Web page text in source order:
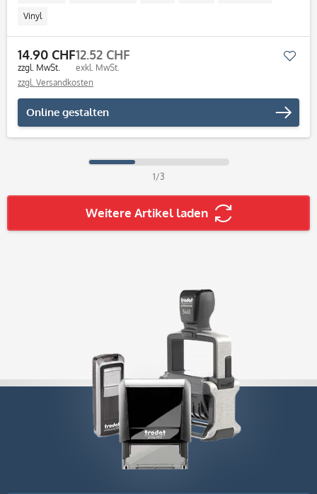
Vinyl
14.90 CHF
zzgl. MwSt.
12.52 CHF
exkl. MwSt.
zzgl. Versandkosten
Online gestalten
1/3
Weitere Artikel laden